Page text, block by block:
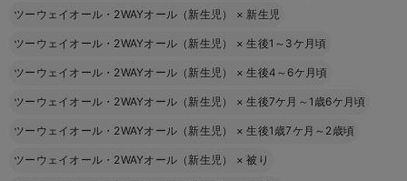
ツーウェイオール・2WAYオール（新生児） × 新生児
ツーウェイオール・2WAYオール（新生児） ×生後1～3ケ月頃
ツーウェイオール・2WAYオール（新生児） ×生後4～6ケ月頃
ツーウェイオール・2WAYオール（新生児） ×生後7ケ月～1歳6ケ月頃
ツーウェイオール・2WAYオール（新生児） ×生後1歳7ケ月～2歳頃
ツーウェイオール・2WAYオール（新生児） ×被り